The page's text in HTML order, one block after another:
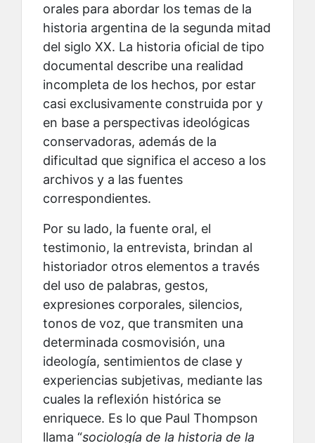
orales para abordar los temas de la
historia argentina de la segunda mitad
del siglo XX. La historia oficial de tipo
documental describe una realidad
incompleta de los hechos, por estar
casi exclusivamente construida por y
en base a perspectivas ideológicas
conservadoras, además de la
dificultad que significa el acceso a los
archivos y a las fuentes
correspondientes.
Por su lado, la fuente oral, el
testimonio, la entrevista, brindan al
historiador otros elementos a través
del uso de palabras, gestos,
expresiones corporales, silencios,
tonos de voz, que transmiten una
determinada cosmovisión, una
ideología, sentimientos de clase y
experiencias subjetivas, mediante las
cuales la reflexión histórica se
enriquece. Es lo que Paul Thompson
llama “sociología de la historia de la